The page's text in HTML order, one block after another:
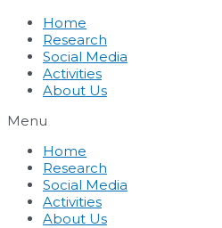
Home
Research
Social Media
Activities
About Us
Menu
Home
Research
Social Media
Activities
About Us